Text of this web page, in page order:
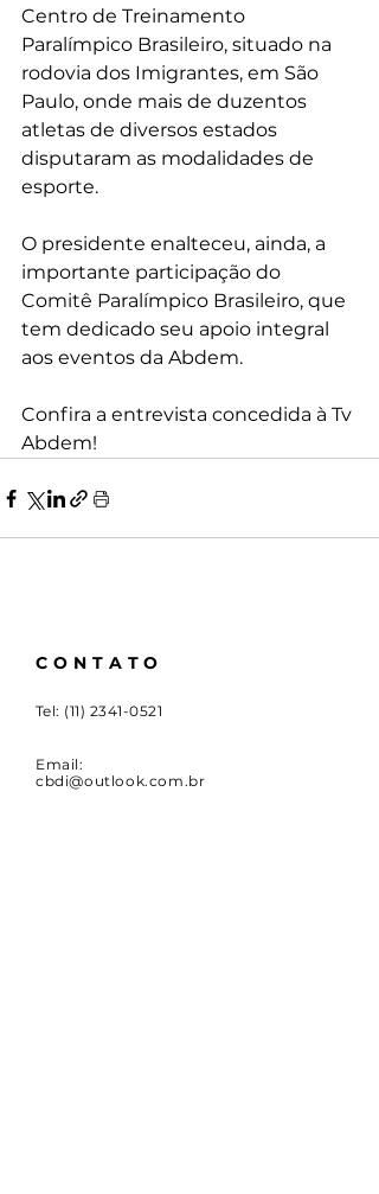
Centro de Treinamento
Paralímpico Brasileiro, situado na
rodovia dos Imigrantes, em São
Paulo, onde mais de duzentos
atletas de diversos estados
disputaram as modalidades de
esporte.
O presidente enalteceu, ainda, a
importante participação do
Comitê Paralímpico Brasileiro, que
tem dedicado seu apoio integral
aos eventos da Abdem.
Confira a entrevista concedida à Tv
Abdem!
CONTATO
Tel: (11) 2341-0521
Email:
cbdi@outlook.com.br